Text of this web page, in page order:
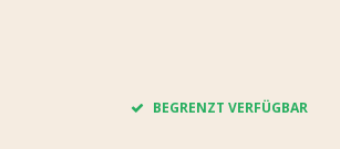
BEGRENZT VERFÜGBAR